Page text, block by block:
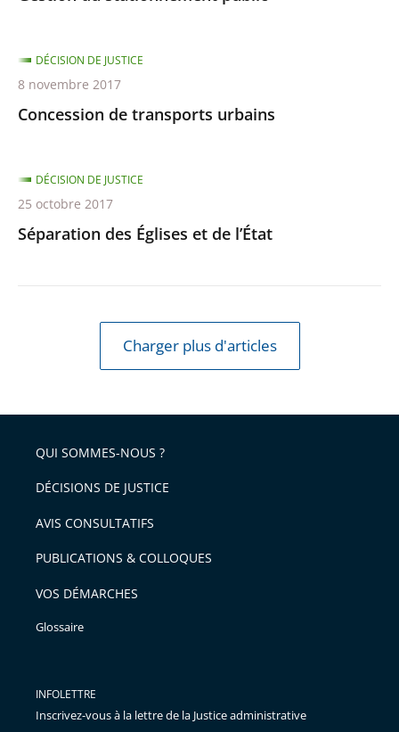
Concession de transports urbains
DÉCISION DE JUSTICE
8 novembre 2017
Séparation des Églises et de l’État
DÉCISION DE JUSTICE
25 octobre 2017
Charger plus d'articles
QUI SOMMES-NOUS ?
DÉCISIONS DE JUSTICE
AVIS CONSULTATIFS
PUBLICATIONS & COLLOQUES
VOS DÉMARCHES
Glossaire
INFOLETTRE
Inscrivez-vous à la lettre de la Justice administrative